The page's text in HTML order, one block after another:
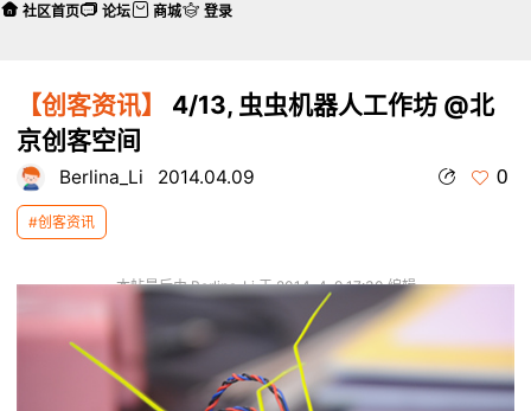
【创客资讯】
4/13, 虫虫机器人工作坊 @北
京创客空间
Berlina_Li 2014.04.09 0
#创客资讯
本帖最后由 Berlina_Li 于 2014-4-9 17:30 编辑
社区首页 论坛 商城 登录